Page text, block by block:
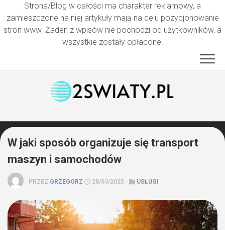
Strona/Blog w całości ma charakter reklamowy, a
zamieszczone na niej artykuły mają na celu pozycjonowanie
stron www. Żaden z wpisów nie pochodzi od użytkowników, a
wszystkie zostały opłacone.
W jaki sposób organizuje się transport
maszyn i samochodów
PRZEZ GRZEGORZ 28/03/2025 · USŁUGI